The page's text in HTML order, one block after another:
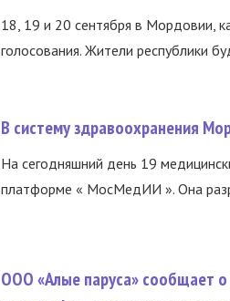
18, 19 и 20 сентября в Мордовии,
голосования. Жители республики
В систему здравоохранения
На сегодняшний день 19
платформе « МосМедИИ ». Она
ООО «Алые паруса» сообщает о